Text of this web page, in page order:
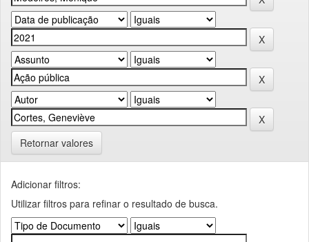
Retornar valores
Adicionar filtros:
Utilizar filtros para refinar o resultado de busca.